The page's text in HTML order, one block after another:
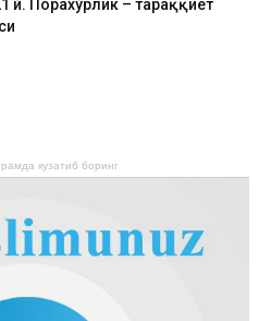
й. Порахўрлик – тараққиёт
кузатиб боринг